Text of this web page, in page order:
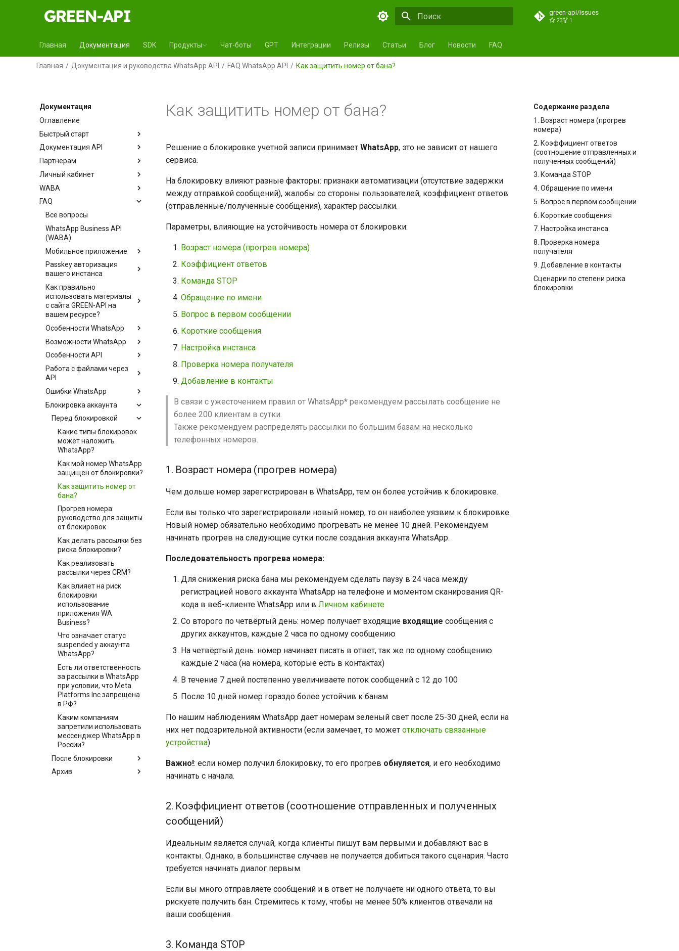
green-api/issues
23 1
Главная Документация SDK Продукты Чат-боты GPT Интеграции Релизы Статьи Блог Новости FAQ
Главная Документация и руководства WhatsApp API FAQ WhatsApp API Как защитить номер от бана?
Документация
Оглавление
Быстрый старт
Документация API
Партнёрам
Личный кабинет
WABA
FAQ
Все вопросы
WhatsApp Business API
(WABA)
Мобильное приложение
Passkey авторизация
вашего инстанса
Как правильно
использовать материалы
с сайта GREEN-API на
вашем ресурсе?
Особенности WhatsApp
Возможности WhatsApp
Особенности API
Работа с файлами через
API
Ошибки WhatsApp
Блокировка аккаунта
Перед блокировкой
Какие типы блокировок
может наложить
WhatsApp?
Как мой номер WhatsApp
защищен от блокировки?
Как защитить номер от
бана?
Прогрев номера:
руководство для защиты
от блокировок
Как делать рассылки без
риска блокировки?
Как реализовать
рассылки через CRM?
Как влияет на риск
блокировки
использование
приложения WA
Business?
Что означает статус
suspended у аккаунта
WhatsApp?
Есть ли ответственность
за рассылки в WhatsApp
при условии, что Meta
Platforms Inc запрещена
в РФ?
Каким компаниям
запретили использовать
мессенджер WhatsApp в
России?
После блокировки
Архив
Содержание раздела
1. Возраст номера (прогрев
номера)
2. Коэффициент ответов
(соотношение отправленных и
полученных сообщений)
3. Команда STOP
4. Обращение по имени
5. Вопрос в первом сообщении
6. Короткие сообщения
7. Настройка инстанса
8. Проверка номера
получателя
9. Добавление в контакты
Сценарии по степени риска
блокировки
Как защитить номер от бана?
Решение о блокировке учетной записи принимает WhatsApp, это не зависит от нашего
сервиса.
На блокировку влияют разные факторы: признаки автоматизации (отсутствие задержки
между отправкой сообщений), жалобы со стороны пользователей, коэффициент ответов
(отправленные/полученные сообщения), характер рассылки.
Параметры, влияющие на устойчивость номера от блокировки:
Возраст номера (прогрев номера)
Коэффициент ответов
Команда STOP
Обращение по имени
Вопрос в первом сообщении
Короткие сообщения
Настройка инстанса
Проверка номера получателя
Добавление в контакты
В связи с ужесточением правил от WhatsApp* рекомендуем рассылать сообщение не
более 200 клиентам в сутки.
Также рекомендуем распределять рассылки по большим базам на несколько
телефонных номеров.
1. Возраст номера (прогрев номера)
Чем дольше номер зарегистрирован в WhatsApp, тем он более устойчив к блокировке.
Если вы только что зарегистрировали новый номер, то он наиболее уязвим к блокировке.
Новый номер обязательно необходимо прогревать не менее 10 дней. Рекомендуем
начинать прогрев на следующие сутки после создания аккаунта WhatsApp.
Последовательность прогрева номера:
Для снижения риска бана мы рекомендуем сделать паузу в 24 часа между
регистрацией нового аккаунта WhatsApp на телефоне и моментом сканирования QR-
кода в веб-клиенте WhatsApp или в Личном кабинете
Со второго по четвёртый день: номер получает входящие входящие сообщения с
других аккаунтов, каждые 2 часа по одному сообщению
На четвёртый день: номер начинает писать в ответ, так же по одному сообщению
каждые 2 часа (на номера, которые есть в контактах)
В течение 7 дней постепенно увеличиваете поток сообщений с 12 до 100
После 10 дней номер гораздо более устойчив к банам
По нашим наблюдениям WhatsApp дает номерам зеленый свет после 25-30 дней, если на
них нет подозрительной активности (если замечает, то может отключать связанные
устройства)
Важно!: если номер получил блокировку, то его прогрев обнуляется, и его необходимо
начинать с начала.
2. Коэффициент ответов (соотношение отправленных и полученных
сообщений)
Идеальным является случай, когда клиенты пишут вам первыми и добавляют вас в
контакты. Однако, в большинстве случаев не получается добиться такого сценария. Часто
требуется начинать диалог первым.
Если вы много отправляете сообщений и в ответ не получаете ни одного ответа, то вы
рискуете получить бан. Стремитесь к тому, чтобы не менее 50% клиентов отвечали на
ваши сообщения.
3. Команда STOP